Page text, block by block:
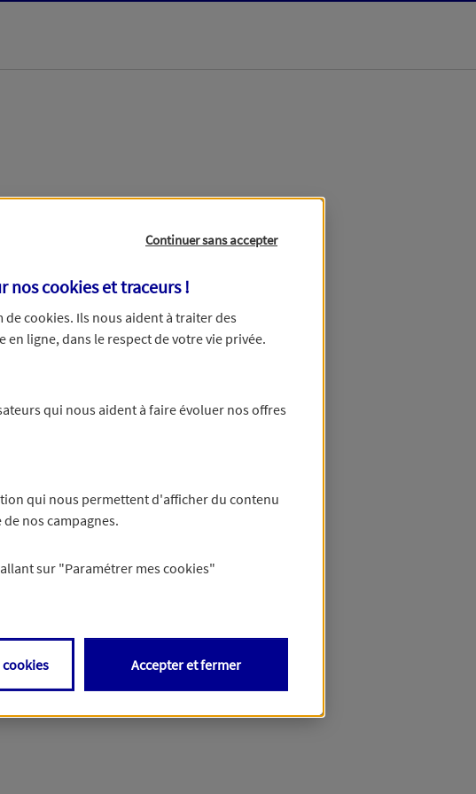
Continuer sans accepter
noscookies et traceurs!
decookies. Ils nous aident à traiter des
ligne, dans le respect de votre vie privée.
qui nous aident à faire évoluer nos offres
qui nous permettent d'afficher du contenu
nos campagnes.
sur "Paramétrer mescookies"
Accepter et fermer